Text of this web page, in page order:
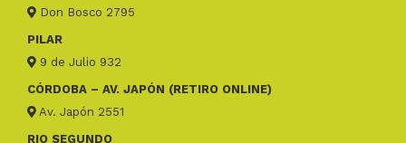
Don Bosco 2795
PILAR
9 de Julio 932
CÓRDOBA – AV. JAPÓN (RETIRO ONLINE)
Av. Japón 2551
RIO SEGUNDO